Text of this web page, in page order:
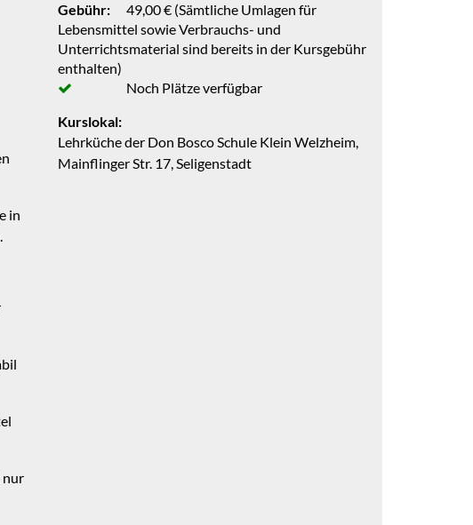
Gebühr:
49,00 € (Sämtliche Umlagen für
Lebensmittel sowie Verbrauchs- und
Unterrichtsmaterial sind bereits in der Kursgebühr
enthalten)
Noch Plätze verfügbar
in
nur
Kurslokal:
Lehrküche der Don Bosco Schule Klein Welzheim,
Mainflinger Str. 17, Seligenstadt